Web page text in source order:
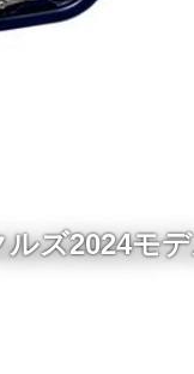
ズ2024モ